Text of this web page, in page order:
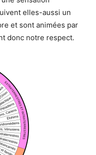
elles-aussi un
et sont animées par
donc notre respect.